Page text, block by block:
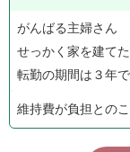
がんばる主婦さん
せっかく家を建て
転勤の期間は３年
維持費が負担との